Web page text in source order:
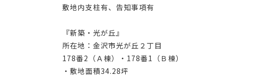
敷地内支柱有、告知事項有
『新築・光が丘』
所在地：金沢市光が丘２丁目
178番2（Ａ棟）・178番1（Ｂ棟）
・敷地面積34.28坪